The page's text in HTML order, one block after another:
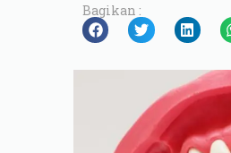
Bagikan :